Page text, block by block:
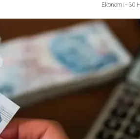
Tartışması: Belediye Başkanı
haber” açıklaması
Valisine tepki gösterdi
3’ü Çocuk 7 Kişi Yaralandı
paniği
Ekonomi - 30